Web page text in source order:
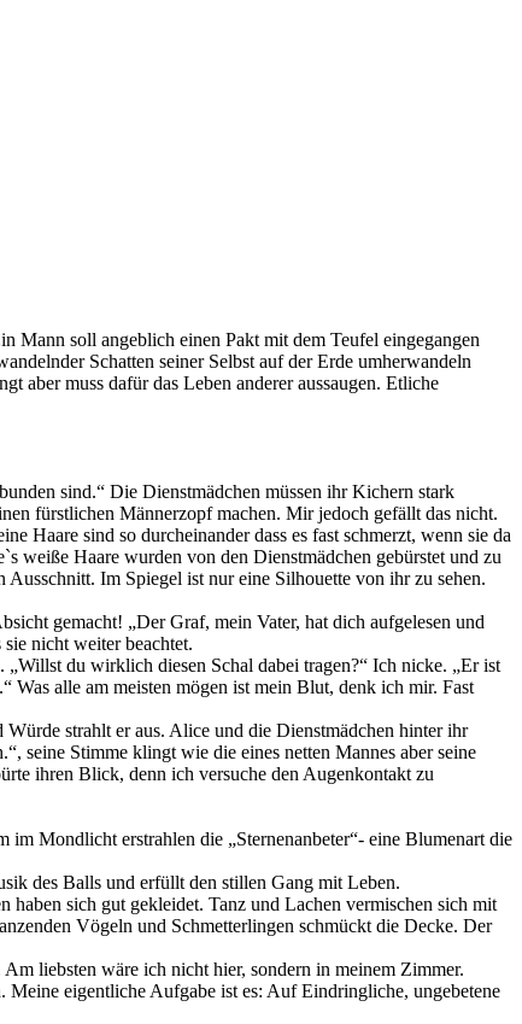
Mann soll angeblich einen Pakt mit dem Teufel eingegangen
Schatten seiner Selbst auf der Erde umherwandeln
aber muss dafür das Leben anderer aussaugen. Etliche
sind.“ Die Dienstmädchen müssen ihr Kichern stark
fürstlichen Männerzopf machen. Mir jedoch gefällt das nicht.
Haare sind so durcheinander dass es fast schmerzt, wenn sie da
weiße Haare wurden von den Dienstmädchen gebürstet und zu
Im Spiegel ist nur eine Silhouette von ihr zu sehen.
gemacht! „Der Graf, mein Vater, hat dich aufgelesen und
nicht weiter beachtet.
du wirklich diesen Schal dabei tragen?“ Ich nicke. „Er ist
Was alle am meisten mögen ist mein Blut, denk ich mir. Fast
strahlt er aus. Alice und die Dienstmädchen hinter ihr
seine Stimme klingt wie die eines netten Mannes aber seine
ihren Blick, denn ich versuche den Augenkontakt zu
Mondlicht erstrahlen die „Sternenanbeter“- eine Blumenart die
des Balls und erfüllt den stillen Gang mit Leben.
sich gut gekleidet. Tanz und Lachen vermischen sich mit
Vögeln und Schmetterlingen schmückt die Decke. Der
liebsten wäre ich nicht hier, sondern in meinem Zimmer.
eigentliche Aufgabe ist es: Auf Eindringliche, ungebetene